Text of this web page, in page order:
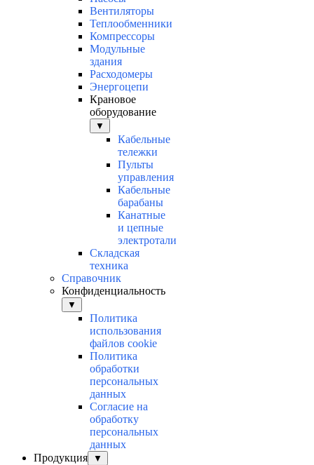
Вентиляторы
Теплообменники
Компрессоры
Модульные
здания
Расходомеры
Энергоцепи
Крановое
оборудование
▼
Кабельные
тележки
Пульты
управления
Кабельные
барабаны
Канатные
и цепные
электротали
Складская
техника
Справочник
Конфиденциальность
▼
Политика
использования
файлов cookie
Политика
обработки
персональных
данных
Согласие на
обработку
персональных
данных
Продукция
▼